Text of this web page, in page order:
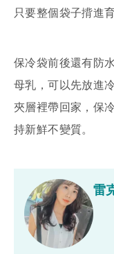
只要整個袋子揹進
保冷袋前後還有防
母乳，可以先放進
夾層裡帶回家，保
持新鮮不變質。
雷